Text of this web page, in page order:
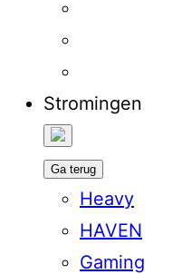
Stromingen
Ga terug
Heavy
HAVEN
Gaming